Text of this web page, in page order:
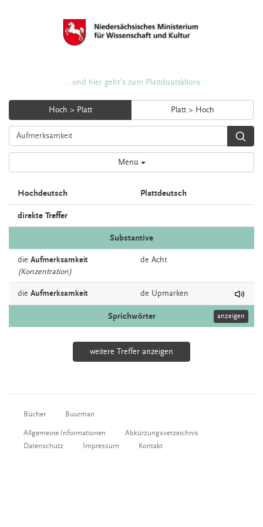
... und hier geht's zum Plattdüütskbüro
Hoch > Platt Platt > Hoch
Menü
Hochdeutsch Plattdeutsch
direkte Treffer
Substantive
die Aufmerksamkeit
(Konzentration)
de Acht
die Aufmerksamkeit de Upmarken
Sprichwörter anzeigen
weitere Treffer anzeigen
Bücher Buurman
Allgemeine Informationen
Abkürzungsverzeichnis
Datenschutz
Impressum Kontakt